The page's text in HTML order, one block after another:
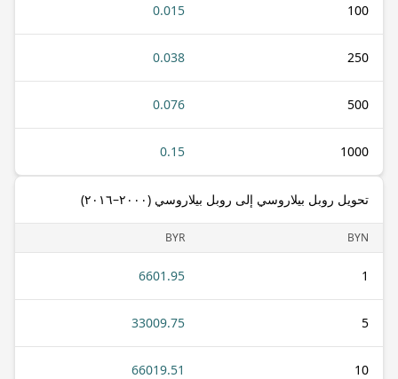
100
0.015
250
0.038
500
0.076
1000
0.15
تحويل روبل بيلاروسي إلى روبل بيلاروسي (٢٠٠٠–٢٠١٦)
BYN
BYR
1
6601.95
5
33009.75
10
66019.51